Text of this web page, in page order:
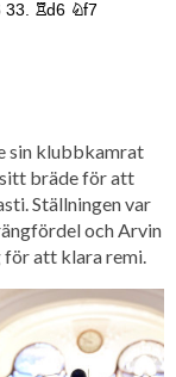
sin klubbkamrat
sitt bräde för att
Ställningen var
och Arvin
för att klara remi.